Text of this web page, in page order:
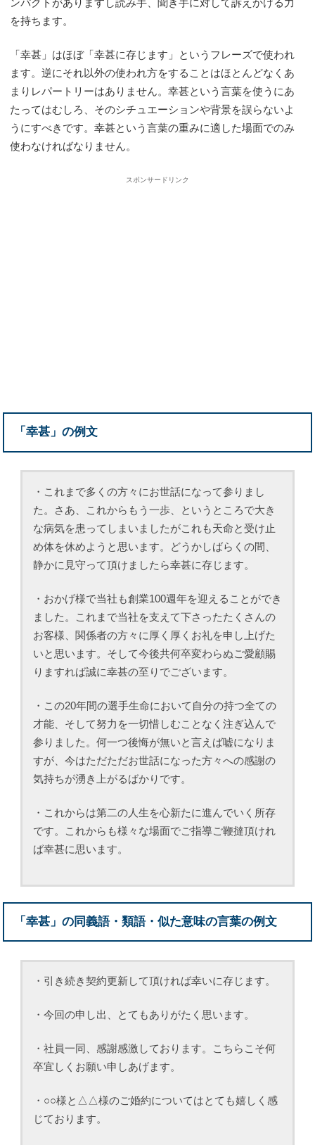
ンパクトがありますし読み手、聞き手に対して訴えかける力
を持ちます。
「幸甚」はほぼ「幸甚に存じます」というフレーズで使われ
ます。逆にそれ以外の使われ方をすることはほとんどなくあ
まりレパートリーはありません。幸甚という言葉を使うにあ
たってはむしろ、そのシチュエーションや背景を誤らないよ
うにすべきです。幸甚という言葉の重みに適した場面でのみ
使わなければなりません。
スポンサードリンク
「幸甚」の例文
・これまで多くの方々にお世話になって参りまし
た。さあ、これからもう一歩、というところで大き
な病気を患ってしまいましたがこれも天命と受け止
め体を休めようと思います。どうかしばらくの間、
静かに見守って頂けましたら幸甚に存じます。
・おかげ様で当社も創業100週年を迎えることができ
ました。これまで当社を支えて下さったたくさんの
お客様、関係者の方々に厚く厚くお礼を申し上げた
いと思います。そして今後共何卒変わらぬご愛顧賜
りますれば誠に幸甚の至りでございます。
・この20年間の選手生命において自分の持つ全ての
才能、そして努力を一切惜しむことなく注ぎ込んで
参りました。何一つ後悔が無いと言えば嘘になりま
すが、今はただただお世話になった方々への感謝の
気持ちが湧き上がるばかりです。
・これからは第二の人生を心新たに進んでいく所存
です。これからも様々な場面でご指導ご鞭撻頂けれ
ば幸甚に思います。
「幸甚」の同義語・類語・似た意味の言葉の例文
・引き続き契約更新して頂ければ幸いに存じます。
・今回の申し出、とてもありがたく思います。
・社員一同、感謝感激しております。こちらこそ何
卒宜しくお願い申しあげます。
・○○様と△△様のご婚約についてはとても嬉しく感
じております。